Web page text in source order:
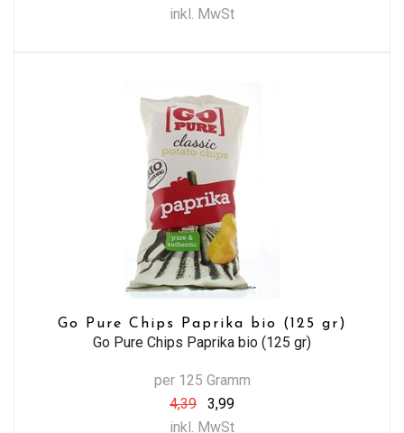
inkl. MwSt
Go Pure Chips Paprika bio (125 gr)
Go Pure Chips Paprika bio (125 gr)
per 125 Gramm
4,39
3,99
inkl. MwSt